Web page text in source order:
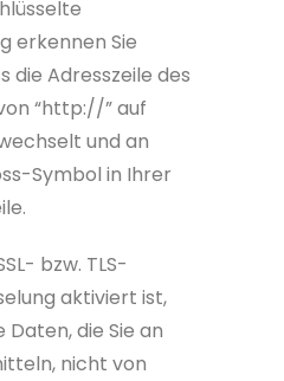
erkennen Sie
die Adresszeile des
“http://” auf
und an
Symbol in Ihrer
bzw. TLS-
aktiviert ist,
Daten, die Sie an
nicht von